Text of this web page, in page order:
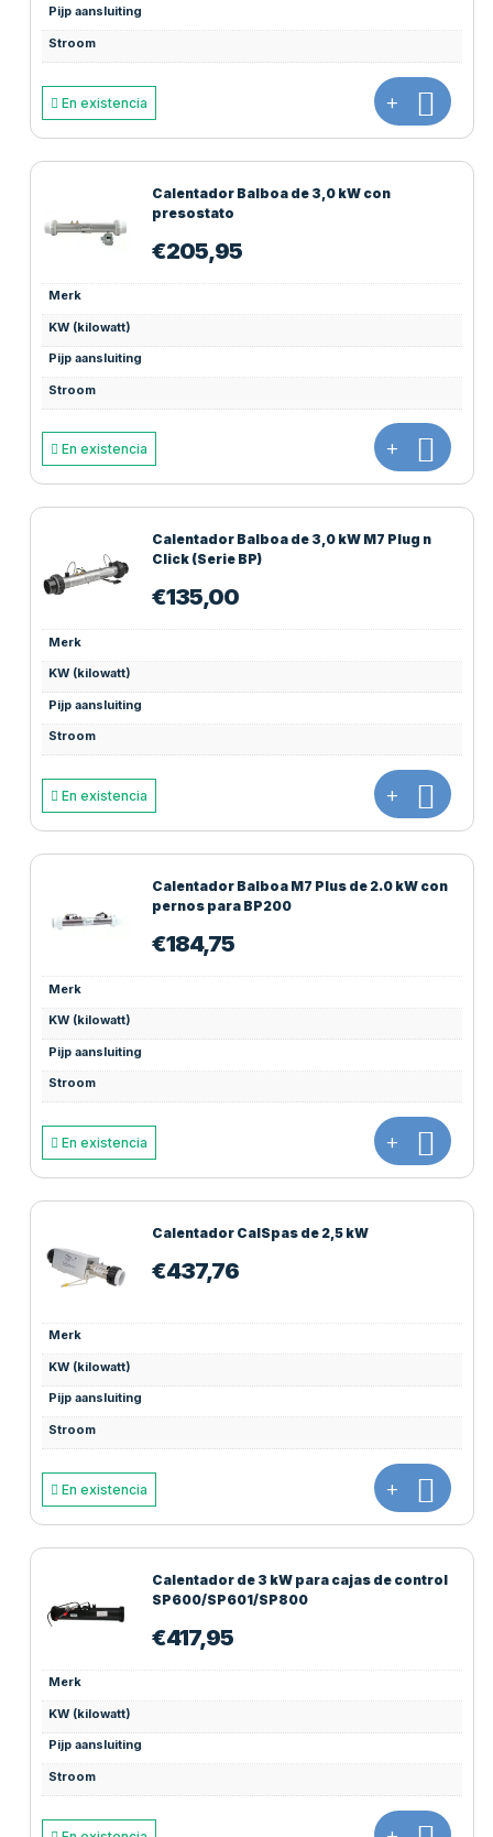
Pijp aansluiting
Stroom
En existencia +
Calentador Balboa de 3,0 kW con
presostato
€205,95
Merk
KW (kilowatt)
Pijp aansluiting
Stroom
En existencia +
Calentador Balboa de 3,0 kW M7 Plug n
Click (Serie BP)
€135,00
Merk
KW (kilowatt)
Pijp aansluiting
Stroom
En existencia +
Calentador Balboa M7 Plus de 2.0 kW con
pernos para BP200
€184,75
Merk
KW (kilowatt)
Pijp aansluiting
Stroom
En existencia +
Calentador CalSpas de 2,5 kW
€437,76
Merk
KW (kilowatt)
Pijp aansluiting
Stroom
En existencia +
Calentador de 3 kW para cajas de control
SP600/SP601/SP800
€417,95
Merk
KW (kilowatt)
Pijp aansluiting
Stroom